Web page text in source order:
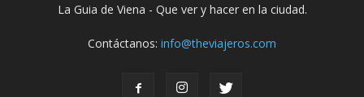
La Guia de Viena - Que ver y hacer en la ciudad.
Contáctanos: info@theviajeros.com